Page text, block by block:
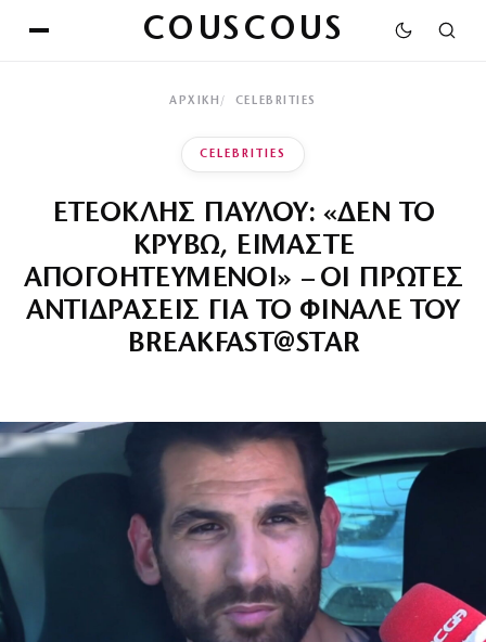
COUSCOUS
ΑΡΧΙΚΉ CELEBRITIES
CELEBRITIES
ΕΤΕΟΚΛΗΣ ΠΑΥΛΟΥ: «ΔΕΝ ΤΟ
ΚΡΥΒΩ, ΕΙΜΑΣΤΕ
ΑΠΟΓΟΗΤΕΥΜΕΝΟΙ» – ΟΙ ΠΡΩΤΕΣ
ΑΝΤΙΔΡΑΣΕΙΣ ΓΙΑ ΤΟ ΦΙΝΑΛΕ ΤΟΥ
BREAKFAST@STAR